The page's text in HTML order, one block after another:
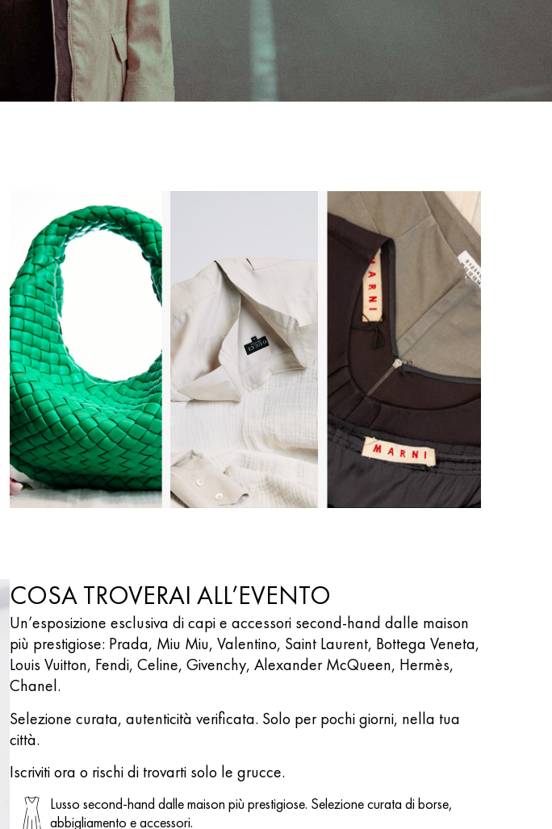
COSA TROVERAI ALL’EVENTO
Un’esposizione esclusiva di capi e accessori second-hand dalle maison
più prestigiose: Prada, Miu Miu, Valentino, Saint Laurent, Bottega Veneta,
Louis Vuitton, Fendi, Celine, Givenchy, Alexander McQueen, Hermès,
Chanel.
Selezione curata, autenticità verificata. Solo per pochi giorni, nella tua
città.
Iscriviti ora o rischi di trovarti solo le grucce.
Lusso second-hand dalle maison più prestigiose. Selezione curata di borse,
abbigliamento e accessori.